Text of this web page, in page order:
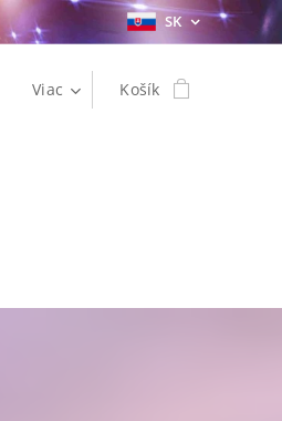
SK
Viac Košík